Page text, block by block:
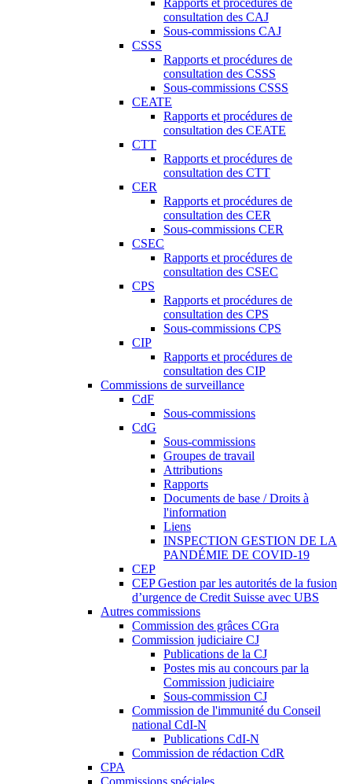
Rapports et procédures de
consultation des CAJ
Sous-commissions CAJ
CSSS
Rapports et procédures de
consultation des CSSS
Sous-commissions CSSS
CEATE
Rapports et procédures de
consultation des CEATE
CTT
Rapports et procédures de
consultation des CTT
CER
Rapports et procédures de
consultation des CER
Sous-commissions CER
CSEC
Rapports et procédures de
consultation des CSEC
CPS
Rapports et procédures de
consultation des CPS
Sous-commissions CPS
CIP
Rapports et procédures de
consultation des CIP
Commissions de surveillance
CdF
Sous-commissions
CdG
Sous-commissions
Groupes de travail
Attributions
Rapports
Documents de base / Droits à
l'information
Liens
INSPECTION GESTION DE LA
PANDÉMIE DE COVID-19
CEP
CEP Gestion par les autorités de la fusion
d’urgence de Credit Suisse avec UBS
Autres commissions
Commission des grâces CGra
Commission judiciaire CJ
Publications de la CJ
Postes mis au concours par la
Commission judiciaire
Sous-commission CJ
Commission de l'immunité du Conseil
national CdI-N
Publications CdI-N
Commission de rédaction CdR
CPA